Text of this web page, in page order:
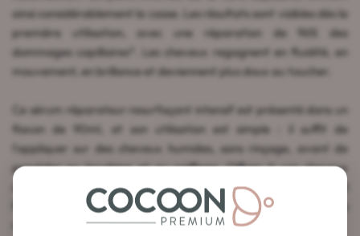
ainsi considérablement la casse. Les résultats sont visibles dès la
première utilisation, avec une réparation de 96% des
dommages capillaires*. Les cheveux regagnent en fluidité, en
mouvement, en brillance et deviennent plus doux au toucher.
Ce sérum réparateur resurfaçant intensif est présenté dans un
flacon de 90ml, et son utilisation est simple : il suffit de
l'appliquer sur des cheveux humides, sans rinçage, avant de
procéder au brushing et au coiffage. Offrez à vos cheveux
abîmés un soin intensif avec le Sérum Filler Fondamental
Première Kérastase pour une réparation efficace et des
résultats visiblement transformés.